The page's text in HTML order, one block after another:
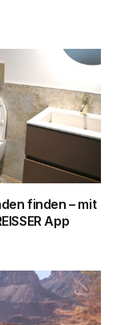
finden – mit
App